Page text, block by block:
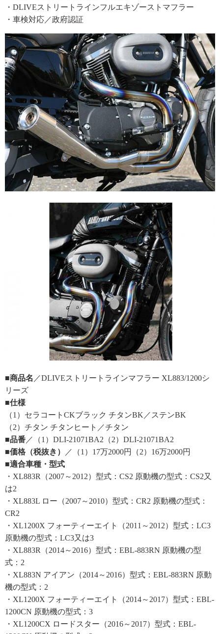
・DLIVEストリートラインフルエキゾーストマフラー
・車検対応／政府認証
■商品名 ／DLIVEストリートラインマフラー XL883/1200シ
リーズ
■仕様
（1）セラコートCKブラック チタンBK／ステンBK
（2）チタン チタンヒート／チタン
■品番 ／（1）DLI-21071BA2（2）DLI-21071BA2
■価格（税抜き）
／（1）17万2000円（2）16万2000円
■適合車種・型式
・XL883R（2007～2012）型式：CS2 原動機の型式：CS2又
は2
・XL883L ロー（2007～2010）型式：CR2 原動機の型式：
CR2
・XL1200X フォーティーエイト（2011～2012）型式：LC3
原動機の型式：LC3又は3
・XL883R（2014～2016）型式：EBL-883RN 原動機の型
式：2
・XL883N アイアン（2014～2016）型式：EBL-883RN 原動
機の型式：2
・XL1200X フォーティーエイト（2014～2017）型式：EBL-
1200CN 原動機の型式：3
・XL1200CX ロードスター（2016～2017）型式：EBL-